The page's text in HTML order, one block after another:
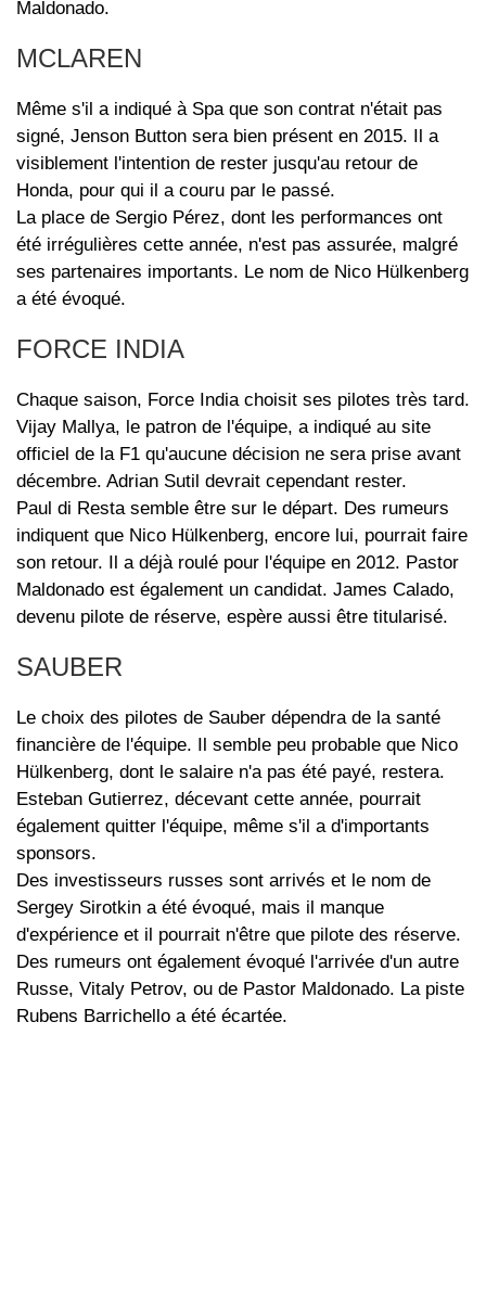
Maldonado.
MCLAREN
Même s'il a indiqué à Spa que son contrat n'était pas
signé, Jenson Button sera bien présent en 2015. Il a
visiblement l'intention de rester jusqu'au retour de
Honda, pour qui il a couru par le passé.
La place de Sergio Pérez, dont les performances ont
été irrégulières cette année, n'est pas assurée, malgré
ses partenaires importants. Le nom de Nico Hülkenberg
a été évoqué.
FORCE INDIA
Chaque saison, Force India choisit ses pilotes très tard.
Vijay Mallya, le patron de l'équipe, a indiqué au site
officiel de la F1 qu'aucune décision ne sera prise avant
décembre. Adrian Sutil devrait cependant rester.
Paul di Resta semble être sur le départ. Des rumeurs
indiquent que Nico Hülkenberg, encore lui, pourrait faire
son retour. Il a déjà roulé pour l'équipe en 2012. Pastor
Maldonado est également un candidat. James Calado,
devenu pilote de réserve, espère aussi être titularisé.
SAUBER
Le choix des pilotes de Sauber dépendra de la santé
financière de l'équipe. Il semble peu probable que Nico
Hülkenberg, dont le salaire n'a pas été payé, restera.
Esteban Gutierrez, décevant cette année, pourrait
également quitter l'équipe, même s'il a d'importants
sponsors.
Des investisseurs russes sont arrivés et le nom de
Sergey Sirotkin a été évoqué, mais il manque
d'expérience et il pourrait n'être que pilote des réserve.
Des rumeurs ont également évoqué l'arrivée d'un autre
Russe, Vitaly Petrov, ou de Pastor Maldonado. La piste
Rubens Barrichello a été écartée.